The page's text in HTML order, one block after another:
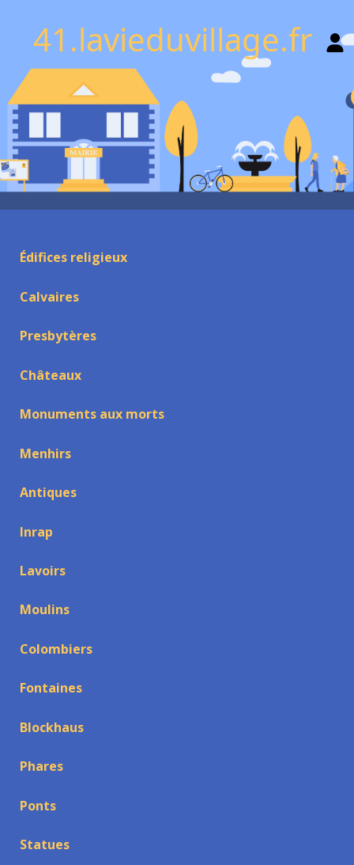
41.lavieduvillage.fr
Édifices religieux
Calvaires
Presbytères
Châteaux
Monuments aux morts
Menhirs
Antiques
Inrap
Lavoirs
Moulins
Colombiers
Fontaines
Blockhaus
Phares
Ponts
Statues